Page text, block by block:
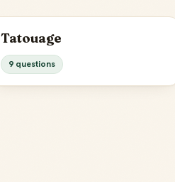
Tatouage
9 questions